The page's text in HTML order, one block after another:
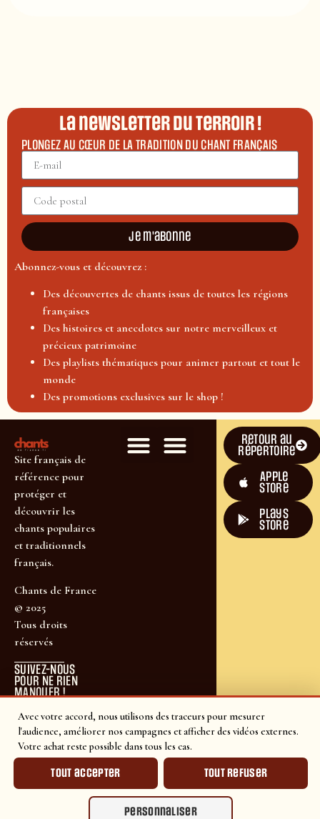
Avec votre accord, nous utilisons des traceurs pour mesurer
l'audience, améliorer nos campagnes et afficher des vidéos externes.
Votre achat reste possible dans tous les cas.
Tout accepter Tout refuser
Personnaliser
La newsletter du terroir !
PLONGEZ AU CŒUR DE LA TRADITION DU CHANT FRANÇAIS
Je m'abonne
Abonnez-vous et découvrez :
Des découvertes de chants issus de toutes les régions
françaises
Des histoires et anecdotes sur notre merveilleux et
précieux patrimoine
Des playlists thématiques pour animer partout et tout le
monde
Des promotions exclusives sur le shop !
Site français de
référence pour
protéger et
découvrir les
chants populaires
et traditionnels
français.
Chants de France
© 2025
Tous droits
réservés
SUIVEZ-NOUS
POUR NE RIEN
MANQUER !
Retour au
répertoire
Apple
Store
plays
store